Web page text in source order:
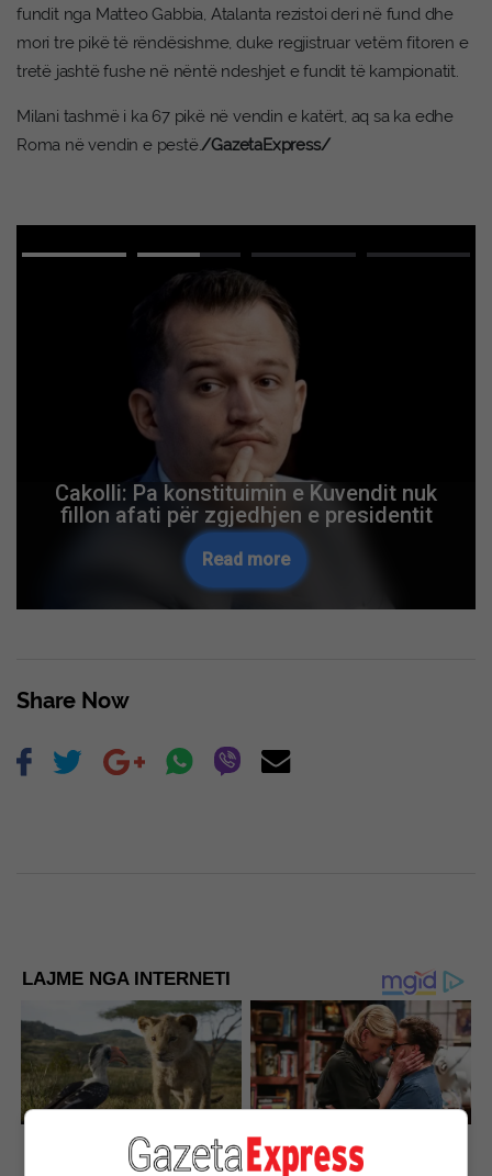
fundit nga Matteo Gabbia, Atalanta rezistoi deri në fund dhe
mori tre pikë të rëndësishme, duke regjistruar vetëm fitoren e
tretë jashtë fushe në nëntë ndeshjet e fundit të kampionatit.
Milani tashmë i ka 67 pikë në vendin e katërt, aq sa ka edhe
Roma në vendin e pestë./GazetaExpress/
Cakolli: Pa konstituimin e Kuvendit nuk
fillon afati për zgjedhjen e presidentit
Read more
Share Now
LAJME NGA INTERNETI
Disney’s Live-Action Simba
Was Based On The Cutest
Why Big Bang Theory Fans
Despise These 8 Characters